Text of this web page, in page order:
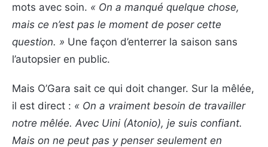
mots avec soin. « On a manqué quelque chose,
mais ce n’est pas le moment de poser cette
question. » Une façon d’enterrer la saison sans
l’autopsier en public.
Mais O’Gara sait ce qui doit changer. Sur la mêlée,
il est direct : « On a vraiment besoin de travailler
notre mêlée. Avec Uini (Atonio), je suis confiant.
Mais on ne peut pas y penser seulement en